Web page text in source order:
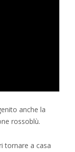
anche la
rossoblù.
tornare a casa